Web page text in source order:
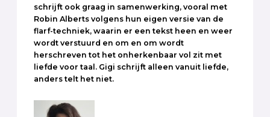
schrijft ook graag in samenwerking, vooral met
Robin Alberts volgens hun eigen versie van de
flarf-techniek, waarin er een tekst heen en weer
wordt verstuurd en om en om wordt
herschreven tot het onherkenbaar vol zit met
liefde voor taal. Gigi schrijft alleen vanuit liefde,
anders telt het niet.